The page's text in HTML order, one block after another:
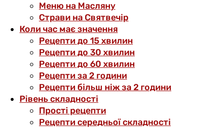
Меню на Масляну
Страви на Святвечір
Коли час має значення
Рецепти до 15 хвилин
Рецепти до 30 хвилин
Рецепти до 60 хвилин
Рецепти за 2 години
Рецепти більш ніж за 2 години
Рівень складності
Прості рецепти
Рецепти середньої складності